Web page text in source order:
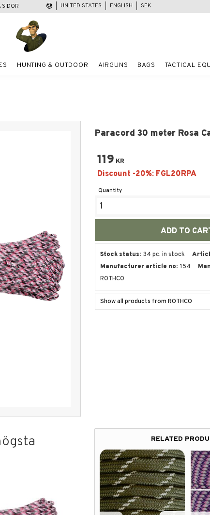
SIDOR UNITED STATES ENGLISH SEK
HUNTING & OUTDOOR AIRGUNS BAGS TACTICAL
Paracord 30 meter Rosa
119 KR
Quantity
Stock status 34 pc. in stock
Manufacturer article no 154
ROTHCO
Show all products from ROTHCO
RELATED